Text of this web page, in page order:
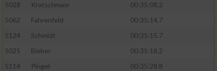
5028
Kratschmayr
00:35:08.2
5062
Fahrenfeld
00:35:14.7
5124
Schmidt
00:35:15.7
5025
Bieber
00:35:18.2
5114
Pingel
00:35:28.8